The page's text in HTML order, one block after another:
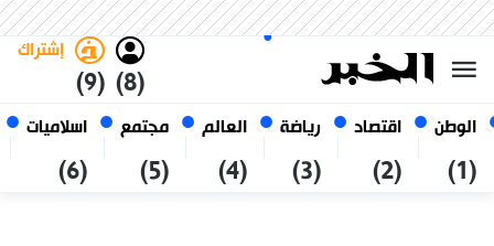
الوطن
(1)
اقتصاد
(2)
رياضة
(3)
العالم
(4)
مجتمع
(5)
اسلاميات
(6)
(8)
إشتراك
(9)
06 أغسطس 2026
الجزائر